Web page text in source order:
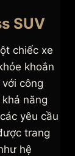
SUV
chiếc xe
khoắn
công
năng
yêu cầu
trang
hệ